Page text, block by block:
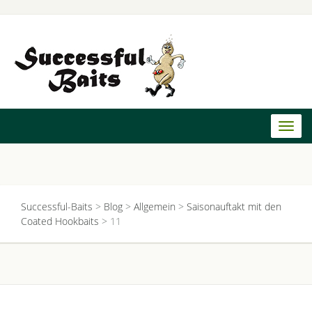
Successful-Baits > Blog > Allgemein > Saisonauftakt mit den
Coated Hookbaits > 11